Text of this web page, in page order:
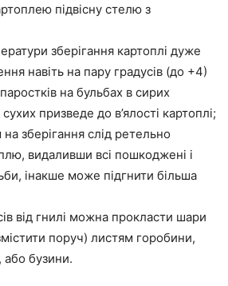
підвісну стелю з
зберігання картоплі дуже
навіть на пару градусів (до +4)
на бульбах в сирих
призведе до в’ялості картоплі;
зберігання слід ретельно
видаливши всі пошкоджені і
інакше може підгнити більша
від гнилі можна прокласти шари
поруч) листям горобини,
або бузини.